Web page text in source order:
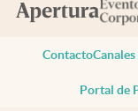
Contacto
Portal de